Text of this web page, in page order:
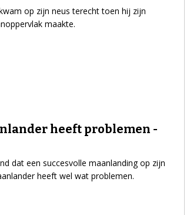
op zijn neus terecht toen hij zijn
maakte.
heeft problemen -
dat een succesvolle maanlanding op zijn
heeft wel wat problemen.